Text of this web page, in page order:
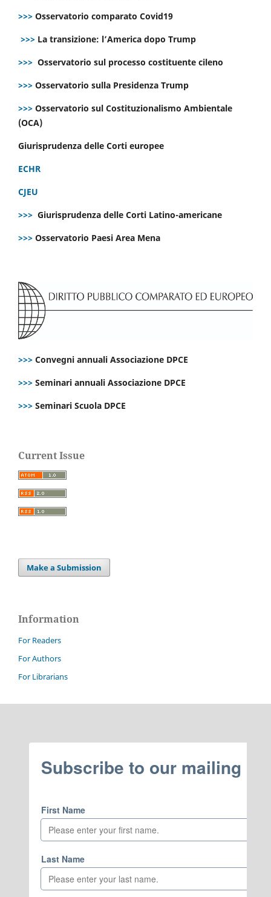
>>> Osservatorio comparato Covid19
>>> La transizione: l’America dopo Trump
>>> Osservatorio sul processo costituente cileno
>>> Osservatorio sulla Presidenza Trump
>>> Osservatorio sul Costituzionalismo Ambientale
(OCA)
Giurisprudenza delle Corti europee
ECHR
CJEU
>>> Giurisprudenza delle Corti Latino-americane
>>> Osservatorio Paesi Area Mena
>>> Convegni annuali Associazione DPCE
>>> Seminari annuali Associazione DPCE
>>> Seminari Scuola DPCE
Current Issue
Make a Submission
Information
For Readers
For Authors
For Librarians